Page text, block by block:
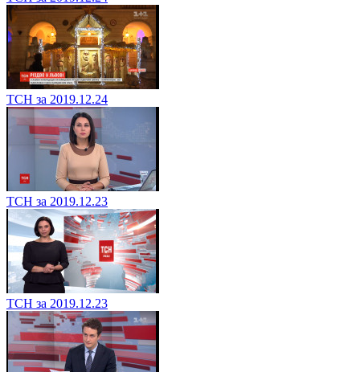
ТСН за 2019.12.24
ТСН за 2019.12.23
ТСН за 2019.12.23